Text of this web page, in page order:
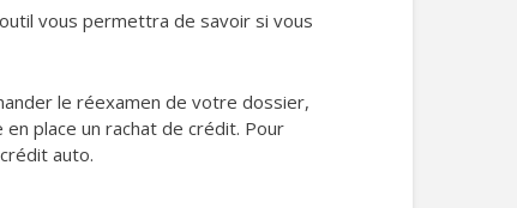
vous permettra de savoir si vous
le réexamen de votre dossier,
place un rachat de crédit. Pour
auto.